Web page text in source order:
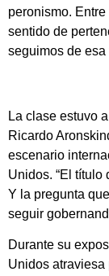
peronismo.
sentido de
seguimos de esa
La clase estuvo
Ricardo
escenario
Unidos. “El título
Y la pregunta
seguir
Durante su
Unidos